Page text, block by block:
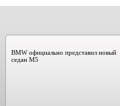
BMW официально представил новый
седан M5